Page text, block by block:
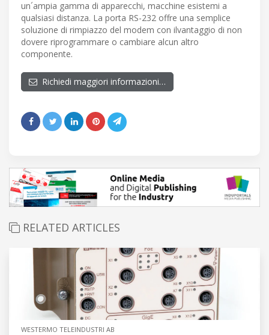
un´ampia gamma di apparecchi, macchine esistemi a
qualsiasi distanza. La porta RS-232 offre una semplice
soluzione di rimpiazzo del modem con ilvantaggio di non
dovere riprogrammare o cambiare alcun altro
componente.
Richiedi maggiori informazioni…
RELATED ARTICLES
WESTERMO TELEINDUSTRI AB